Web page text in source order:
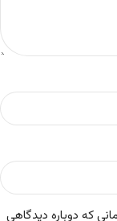
که دوباره دیدگاهی